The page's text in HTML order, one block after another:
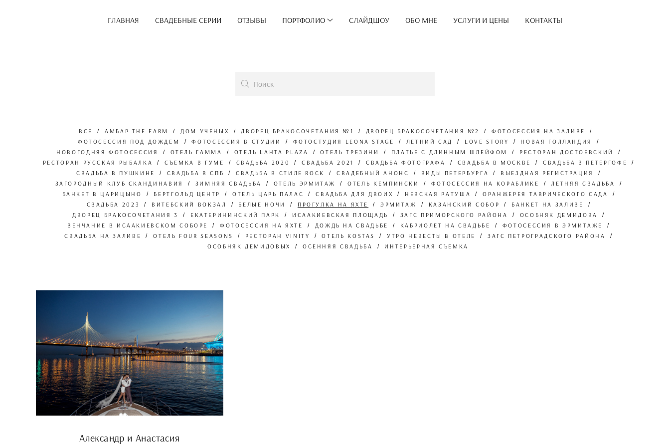
ГЛАВНАЯ СВАДЕБНЫЕ СЕРИИ ОТЗЫВЫ ПОРТФОЛИО СЛАЙДШОУ ОБО МНЕ УСЛУГИ И ЦЕНЫ КОНТАКТЫ
ВСЕ АМБАР THE FARM ДОМ УЧЕНЫХ ДВОРЕЦ БРАКОСОЧЕТАНИЯ №1 ДВОРЕЦ БРАКОСОЧЕТАНИЯ №2
ФОТОСЕССИЯ НА ЗАЛИВЕ
ФОТОСЕССИЯ ПОД ДОЖДЕМ
ФОТОСЕССИЯ В СТУДИИ ФОТОСТУДИЯ LEONA STAGE ЛЕТНИЙ САД LOVE STORY
НОВАЯ ГОЛЛАНДИЯ
НОВОГОДНЯЯ ФОТОСЕССИЯ
ОТЕЛЬ ГАММА ОТЕЛЬ LAHTA PLAZA ОТЕЛЬ ТРЕЗИНИ ПЛАТЬЕ С ДЛИННЫМ ШЛЕЙФОМ
РЕСТОРАН ДОСТОЕВСКИЙ
РЕСТОРАН РУССКАЯ РЫБАЛКА
СЪЕМКА В ГУМЕ СВАДЬБА 2020 СВАДЬБА 2021 СВАДЬБА ФОТОГРАФА СВАДЬБА В МОСКВЕ
СВАДЬБА В ПЕТЕРГОФЕ
СВАДЬБА В ПУШКИНЕ
СВАДЬБА В СПБ СВАДЬБА В СТИЛЕ ROCK СВАДЕБНЫЙ АНОНС ВИДЫ ПЕТЕРБУРГА
ВЫЕЗДНАЯ РЕГИСТРАЦИЯ
ЗАГОРОДНЫЙ КЛУБ СКАНДИНАВИЯ
ЗИМНЯЯ СВАДЬБА ОТЕЛЬ ЭРМИТАЖ ОТЕЛЬ КЕМПИНСКИ ФОТОСЕССИЯ НА КОРАБЛИКЕ
ЛЕТНЯЯ СВАДЬБА
БАНКЕТ В ЦАРИЦЫНО
БЕРТГОЛЬД ЦЕНТР ОТЕЛЬ ЦАРЬ ПАЛАС СВАДЬБА ДЛЯ ДВОИХ НЕВСКАЯ РАТУША
ОРАНЖЕРЕЯ ТАВРИЧЕСКОГО САДА
СВАДЬБА 2023
ВИТЕБСКИЙ ВОКЗАЛ БЕЛЫЕ НОЧИ ПРОГУЛКА НА ЯХТЕ ЭРМИТАЖ КАЗАНСКИЙ СОБОР
БАНКЕТ НА ЗАЛИВЕ
ДВОРЕЦ БРАКОСОЧЕТАНИЯ 3
ЕКАТЕРИНИНСКИЙ ПАРК ИСААКИЕВСКАЯ ПЛОЩАДЬ ЗАГС ПРИМОРСКОГО РАЙОНА
ОСОБНЯК ДЕМИДОВА
ВЕНЧАНИЕ В ИСААКИЕВСКОМ СОБОРЕ
ФОТОСЕССИЯ НА ЯХТЕ ДОЖДЬ НА СВАДЬБЕ КАБРИОЛЕТ НА СВАДЬБЕ
ФОТОСЕССИЯ В ЭРМИТАЖЕ
СВАДЬБА НА ЗАЛИВЕ
ОТЕЛЬ FOUR SEASONS РЕСТОРАН VINITY ОТЕЛЬ KOSTAS УТРО НЕВЕСТЫ В ОТЕЛЕ
ЗАГС ПЕТРОГРАДСКОГО РАЙОНА
ОСОБНЯК ДЕМИДОВЫХ
ОСЕННЯЯ СВАДЬБА ИНТЕРЬЕРНАЯ СЪЕМКА
Александр и Анастасия